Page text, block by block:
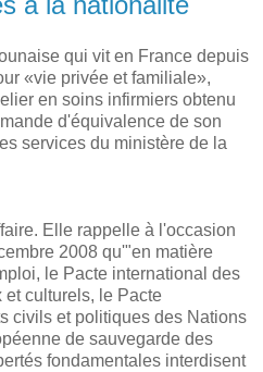
qui vit en France depuis
«vie privée et familiale»,
en soins infirmiers obtenu
d'équivalence de son
services du ministère de la
Elle rappelle à l'occasion
2008 qu'"en matière
le Pacte international des
culturels, le Pacte
civils et politiques des Nations
de sauvegarde des
fondamentales interdisent